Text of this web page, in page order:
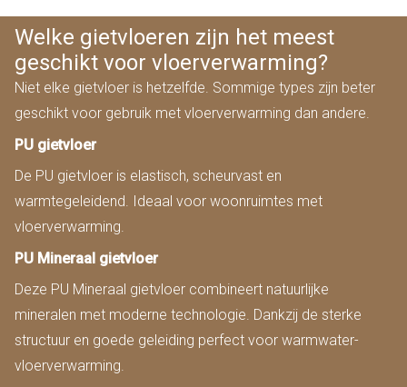
Welke gietvloeren zijn het meest
geschikt voor vloerverwarming?
Niet elke gietvloer is hetzelfde. Sommige types zijn beter
geschikt voor gebruik met vloerverwarming dan andere.
PU gietvloer
De PU gietvloer is elastisch, scheurvast en
warmtegeleidend. Ideaal voor woonruimtes met
vloerverwarming.
PU Mineraal gietvloer
Deze PU Mineraal gietvloer combineert natuurlijke
mineralen met moderne technologie. Dankzij de sterke
structuur en goede geleiding perfect voor warmwater-
vloerverwarming.